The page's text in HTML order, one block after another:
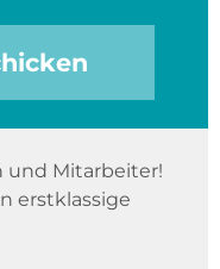
und Mitarbeiter!
erstklassige